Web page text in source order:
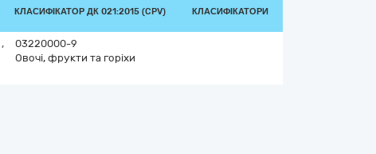
КЛАСИФІКАТОР ДК 021:2015 (CPV) КЛАСИФІКАТОРИ
,
03220000-9
Овочі, фрукти та горіхи